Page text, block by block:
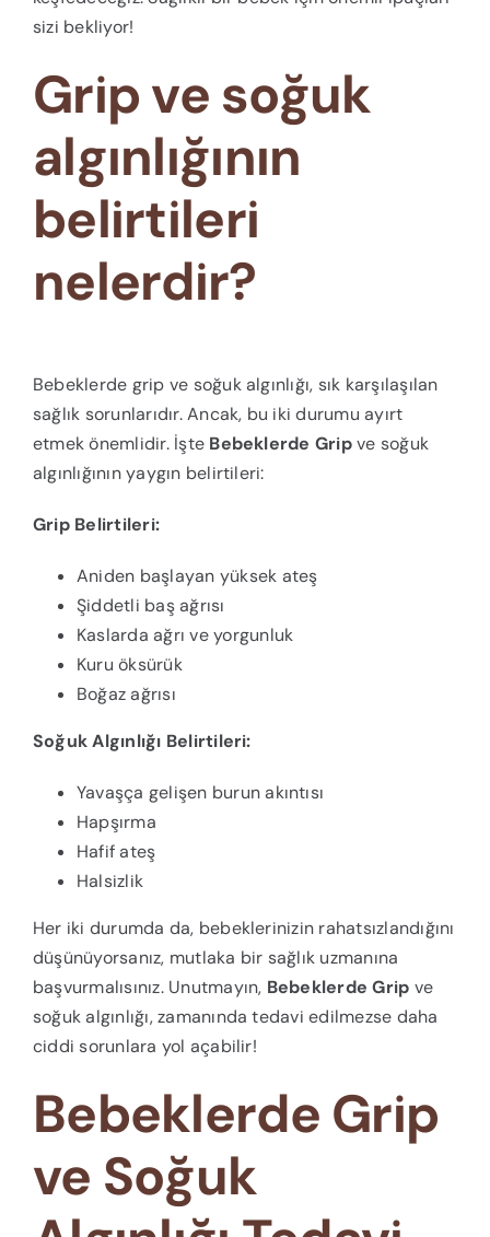
sizi bekliyor!
Grip ve soğuk
algınlığının
belirtileri
nelerdir?
Bebeklerde grip ve soğuk algınlığı, sık karşılaşılan
sağlık sorunlarıdır. Ancak, bu iki durumu ayırt
etmek önemlidir. İşte Bebeklerde Gripve soğuk
algınlığının yaygın belirtileri:
Grip Belirtileri:
Aniden başlayan yüksek ateş
Şiddetli baş ağrısı
Kaslarda ağrı ve yorgunluk
Kuru öksürük
Boğaz ağrısı
Soğuk Algınlığı Belirtileri:
Yavaşça gelişen burun akıntısı
Hapşırma
Hafif ateş
Halsizlik
Her iki durumda da, bebeklerinizin rahatsızlandığını
düşünüyorsanız, mutlaka bir sağlık uzmanına
başvurmalısınız. Unutmayın, Bebeklerde Grip ve
soğuk algınlığı, zamanında tedavi edilmezse daha
ciddi sorunlara yol açabilir!
Bebeklerde Grip
ve Soğuk